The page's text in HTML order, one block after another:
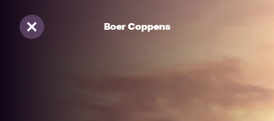
Sluiten
Boer Coppens